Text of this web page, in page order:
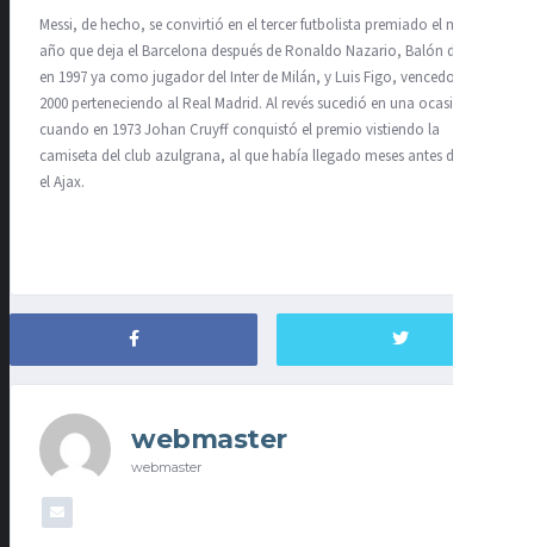
Messi, de hecho, se convirtió en el tercer futbolista premiado el mismo
año que deja el Barcelona después de Ronaldo Nazario, Balón de Oro
en 1997 ya como jugador del Inter de Milán, y Luis Figo, vencedor en
2000 perteneciendo al Real Madrid. Al revés sucedió en una ocasión,
cuando en 1973 Johan Cruyff conquistó el premio vistiendo la
camiseta del club azulgrana, al que había llegado meses antes desde
el Ajax.
webmaster
webmaster